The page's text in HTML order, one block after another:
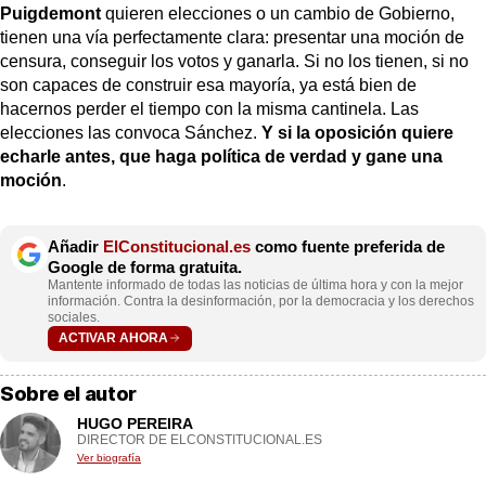
Puigdemont quieren elecciones o un cambio de Gobierno,
tienen una vía perfectamente clara: presentar una moción de
censura, conseguir los votos y ganarla. Si no los tienen, si no
son capaces de construir esa mayoría, ya está bien de
hacernos perder el tiempo con la misma cantinela. Las
elecciones las convoca Sánchez. Y si la oposición quiere
echarle antes, que haga política de verdad y gane una
moción.
Añadir ElConstitucional.es como fuente preferida de
Google de forma gratuita.
Mantente informado de todas las noticias de última hora y con la mejor
información. Contra la desinformación, por la democracia y los derechos
sociales.
ACTIVAR AHORA
Sobre el autor
HUGO PEREIRA
DIRECTOR DE ELCONSTITUCIONAL.ES
Ver biografía